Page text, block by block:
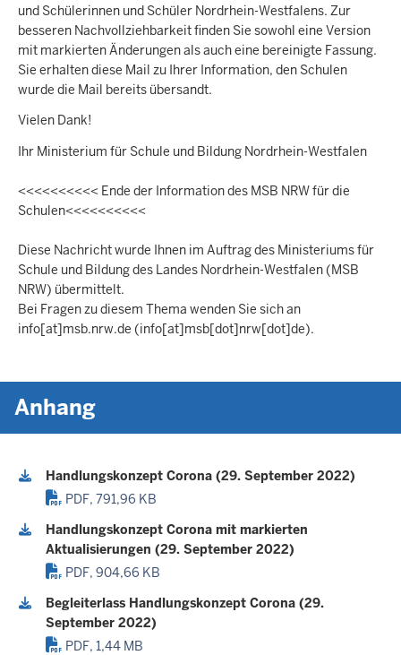
und Schülerinnen und Schüler Nordrhein-Westfalens. Zur
besseren Nachvollziehbarkeit finden Sie sowohl eine Version
mit markierten Änderungen als auch eine bereinigte Fassung.
Sie erhalten diese Mail zu Ihrer Information, den Schulen
wurde die Mail bereits übersandt.
Vielen Dank!
Ihr Ministerium für Schule und Bildung Nordrhein-Westfalen
<<<<<<<<<< Ende der Information des MSB NRW für die
Schulen<<<<<<<<<<
Diese Nachricht wurde Ihnen im Auftrag des Ministeriums für
Schule und Bildung des Landes Nordrhein-Westfalen (MSB
NRW) übermittelt.
Bei Fragen zu diesem Thema wenden Sie sich an
info[at]msb.nrw.de (info[at]msb[dot]nrw[dot]de).
Anhang
Handlungskonzept Corona (29. September 2022)
PDF, 791,96 KB
Handlungskonzept Corona mit markierten
Aktualisierungen (29. September 2022)
PDF, 904,66 KB
Begleiterlass Handlungskonzept Corona (29.
September 2022)
PDF, 1,44 MB